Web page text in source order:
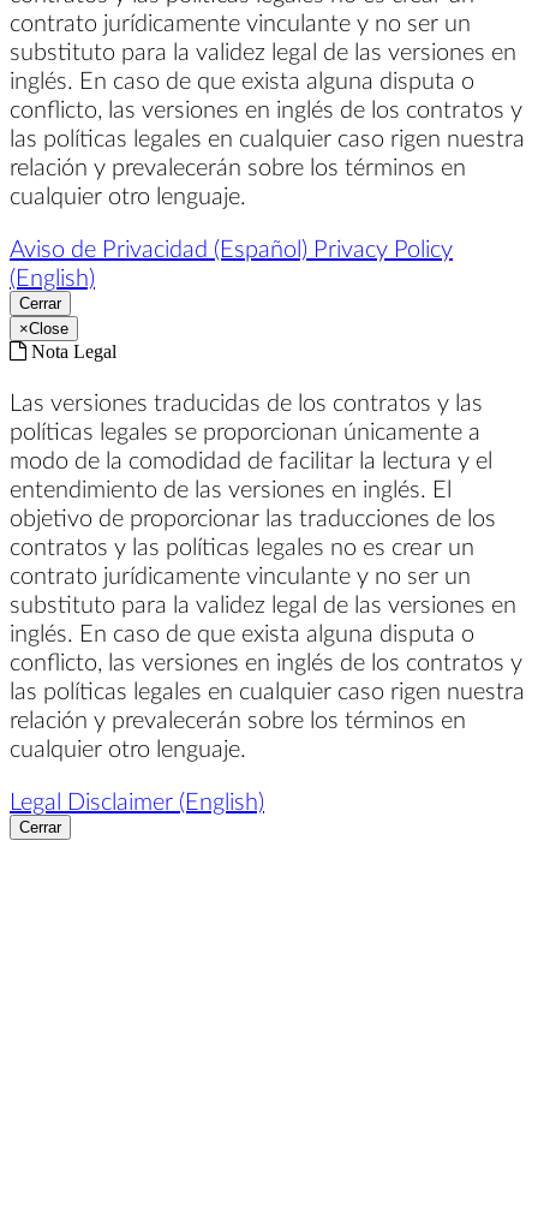
contrato jurídicamente vinculante y no ser un
substituto para la validez legal de las versiones en
inglés. En caso de que exista alguna disputa o
conflicto, las versiones en inglés de los contratos y
las políticas legales en cualquier caso rigen nuestra
relación y prevalecerán sobre los términos en
cualquier otro lenguaje.
Aviso de Privacidad (Español) Privacy Policy
(English)
Cerrar
×Close
Nota Legal
Las versiones traducidas de los contratos y las
políticas legales se proporcionan únicamente a
modo de la comodidad de facilitar la lectura y el
entendimiento de las versiones en inglés. El
objetivo de proporcionar las traducciones de los
contratos y las políticas legales no es crear un
contrato jurídicamente vinculante y no ser un
substituto para la validez legal de las versiones en
inglés. En caso de que exista alguna disputa o
conflicto, las versiones en inglés de los contratos y
las políticas legales en cualquier caso rigen nuestra
relación y prevalecerán sobre los términos en
cualquier otro lenguaje.
Legal Disclaimer (English)
Cerrar